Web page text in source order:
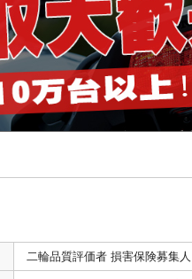
二輪品質評価者 損害保険募集人